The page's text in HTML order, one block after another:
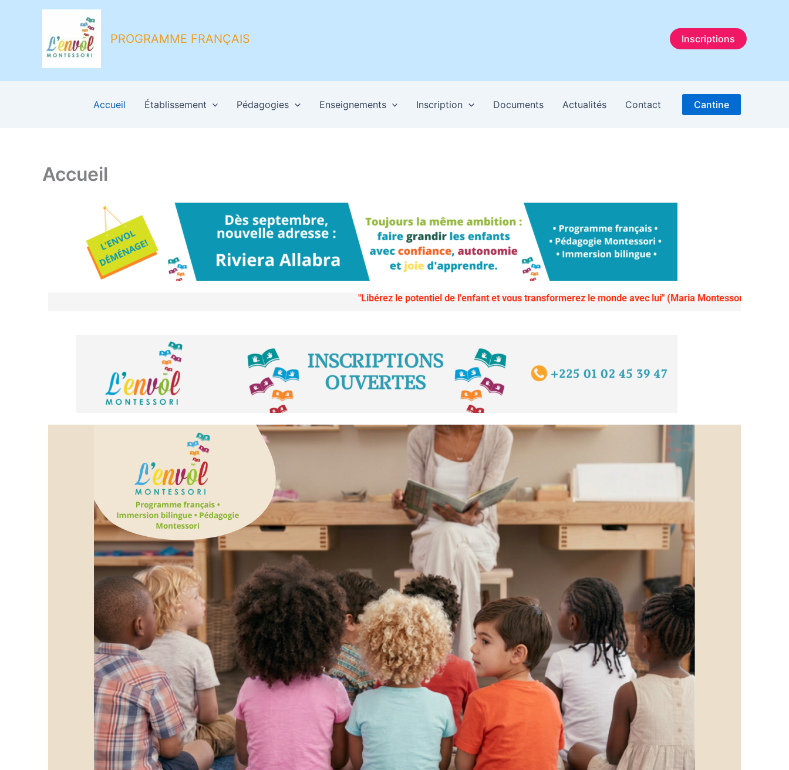
PROGRAMME FRANÇAIS Inscriptions
Accueil Établissement Pédagogies Enseignements Inscription Documents Actualités Contact Cantine
Accueil
"Libérez le potentiel de l'enfant et vous transformerez le monde avec lui" (Maria Montessori)